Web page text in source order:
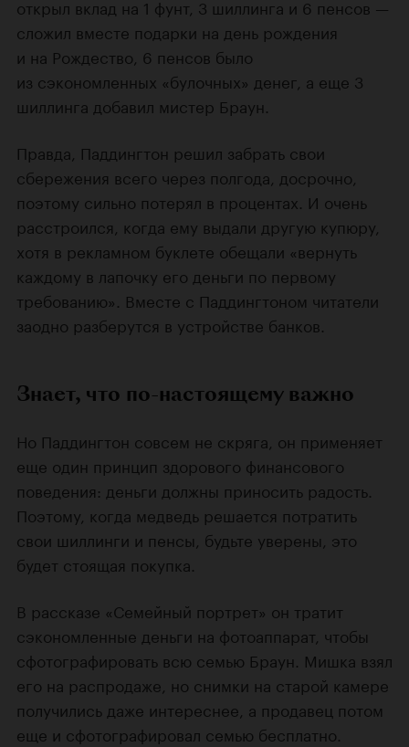
открыл вклад на 1 фунт, 3 шиллинга и 6 пенсов —
сложил вместе подарки на день рождения
и на Рождество, 6 пенсов было
из сэкономленных «булочных» денег, а еще 3
шиллинга добавил мистер Браун.
Правда, Паддингтон решил забрать свои
сбережения всего через полгода, досрочно,
поэтому сильно потерял в процентах. И очень
расстроился, когда ему выдали другую купюру,
хотя в рекламном буклете обещали «вернуть
каждому в лапочку его деньги по первому
требованию». Вместе с Паддингтоном читатели
заодно разберутся в устройстве банков.
Знает, что по-настоящему важно
Но Паддингтон совсем не скряга, он применяет
еще один принцип здорового финансового
поведения: деньги должны приносить радость.
Поэтому, когда медведь решается потратить
свои шиллинги и пенсы, будьте уверены, это
будет стоящая покупка.
В рассказе «Семейный портрет» он тратит
сэкономленные деньги на фотоаппарат, чтобы
сфотографировать всю семью Браун. Мишка взял
его на распродаже, но снимки на старой камере
получились даже интереснее, а продавец потом
еще и сфотографировал семью бесплатно.